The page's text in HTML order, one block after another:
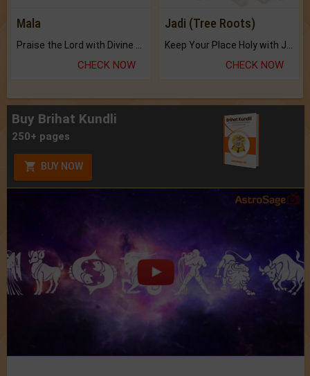
Mala
Praise the Lord with Divine Energies of Mala.
CHECK NOW
Jadi (Tree Roots)
Keep Your Place Holy with Jadi.
CHECK NOW
Buy Brihat Kundli
250+ pages
BUY NOW